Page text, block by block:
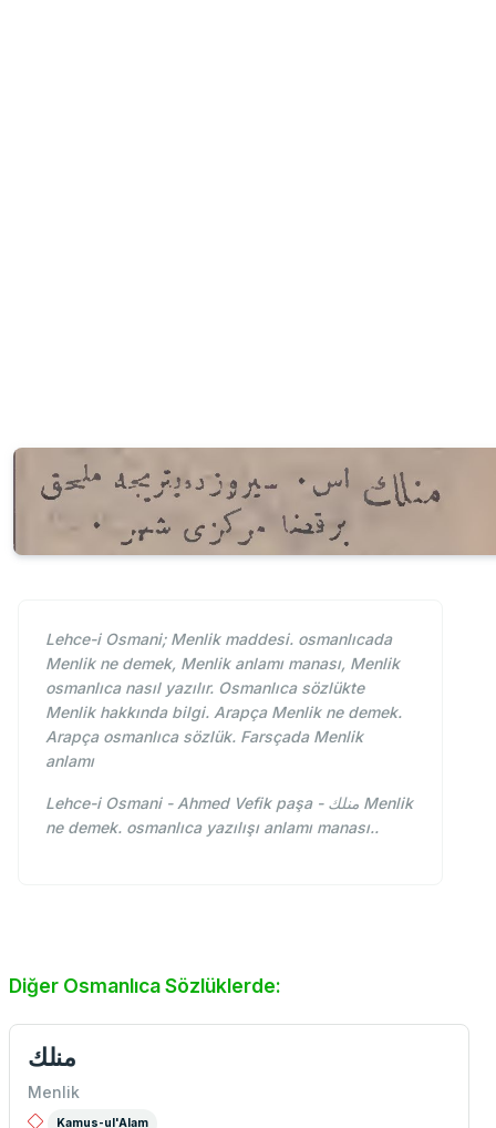
Lehce-i Osmani; Menlik maddesi. osmanlıcada
Menlik ne demek, Menlik anlamı manası, Menlik
osmanlıca nasıl yazılır. Osmanlıca sözlükte
Menlik hakkında bilgi. Arapça Menlik ne demek.
Arapça osmanlıca sözlük. Farsçada Menlik
anlamı
Lehce-i Osmani - Ahmed Vefik paşa - منلك Menlik
ne demek. osmanlıca yazılışı anlamı manası..
Diğer Osmanlıca Sözlüklerde:
منلك
Menlik
Kamus-ul'Alam